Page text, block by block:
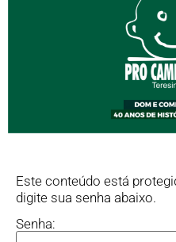
Este conteúdo está
digite sua senha abaixo.
Senha: